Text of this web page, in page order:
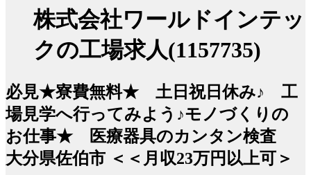
株式会社ワールドインテッ
クの工場求人(1157735)
必見★寮費無料★ 土日祝日休み♪ 工
場見学へ行ってみよう♪モノづくりの
お仕事★ 医療器具のカンタン検査
大分県佐伯市 ＜＜月収23万円以上可＞